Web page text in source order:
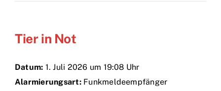
Bürgerinfo
Über uns
Tier in Not
Datum: 1. Juli 2026 um 19:08 Uhr
Alarmierungsart:Funkmeldeempfänger